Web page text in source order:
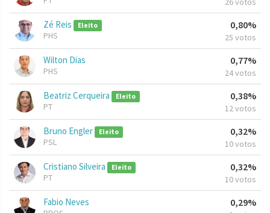
Zé Reis Eleito
PHS
0,80%
25 votos
Wilton Dias
PHS
0,77%
24 votos
Beatriz Cerqueira Eleito
PT
0,38%
12 votos
Bruno Engler Eleito
PSL
0,32%
10 votos
Cristiano Silveira Eleito
PT
0,32%
10 votos
Fabio Neves 0,29%